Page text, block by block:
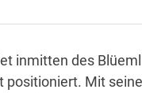
des
Mit